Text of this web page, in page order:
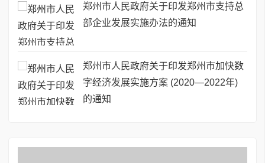
郑州市人民政府关于印发郑州市支持总
部企业发展实施办法的通知
郑州市人民政府关于印发郑州市加快数
字经济发展实施方案 (2020—2022年)
的通知